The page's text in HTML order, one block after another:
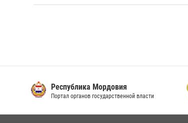
Республика Мордовия
Портал органов государственной власти